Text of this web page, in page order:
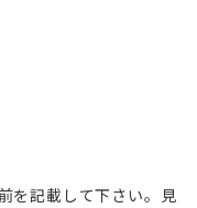
を記載して下さい。見